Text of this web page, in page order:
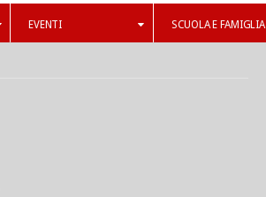
EVENTI SCUOLA E FAMIGLIA